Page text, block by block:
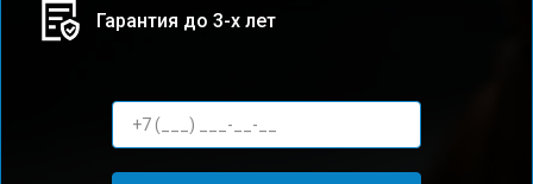
Гарантия до 3-х лет